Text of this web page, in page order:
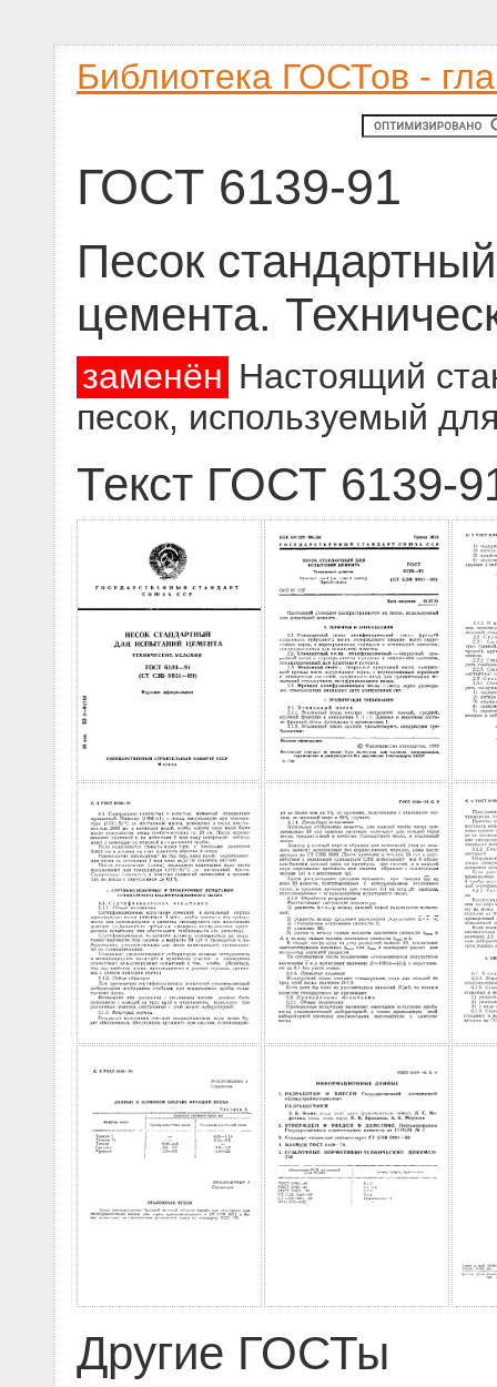
Библиотека ГОСТов -
ГОСТ 6139-91
Песок
цемента.
заменён Настоящий
песок, используемый
Текст ГОСТ 6139-
Другие ГОСТы